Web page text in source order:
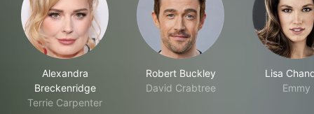
Alexandra
Breckenridge
Terrie Carpenter
Robert Buckley
David Crabtree
Lisa
Emmy